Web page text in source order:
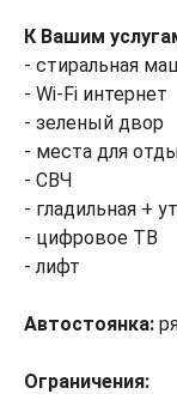
К Вашим
- стиральная
- Wi-Fi интернет
- зеленый двор
- места для
- СВЧ
- гладильная +
- цифровое ТВ
- лифт
Автостоянка:
Ограничения: